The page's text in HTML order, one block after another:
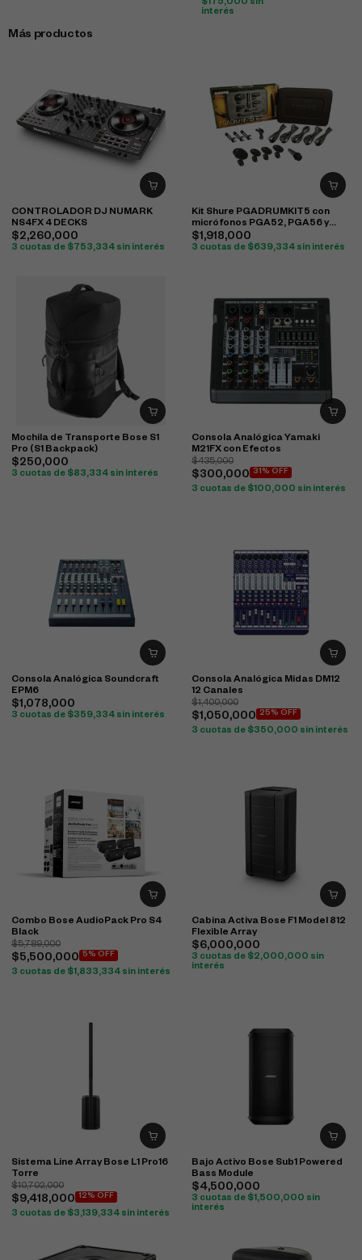
$175,000 sin
interés
Más productos
CONTROLADOR DJ NUMARK
NS4FX 4 DECKS
$2,260,000
3 cuotas de $ 753,334 sin interés
Kit Shure PGADRUMKIT5 con
micrófonos PGA52, PGA56 y
PGA57 para batería
$1,918,000
3 cuotas de $639,334 sin interés
Mochila de Transporte Bose S1
Pro (S1 Backpack)
$250,000
3 cuotas de $83,334 sin interés
Consola Analógica Yamaki
M21FX con Efectos
$435,000
$300,000 31% OFF
3 cuotas de $100,000 sin interés
Consola Analógica Soundcraft
EPM6
$1,078,000
3 cuotas de $359,334 sin interés
Consola Analógica Midas DM12
12 Canales
$1,400,000
$1,050,000 25% OFF
3 cuotas de $350,000 sin interés
Combo Bose AudioPack Pro S4
Black
$5,789,000
$5,500,000 5% OFF
3 cuotas de $1,833,334 sin interés
Cabina Activa Bose F1 Model 812
Flexible Array
$6,000,000
3 cuotas de $2,000,000 sin
interés
Sistema Line Array Bose L1 Pro16
Torre
$10,702,000
$9,418,000 12% OFF
3 cuotas de $3,139,334 sin interés
Bajo Activo Bose Sub1 Powered
Bass Module
$4,500,000
3 cuotas de $1,500,000 sin
interés